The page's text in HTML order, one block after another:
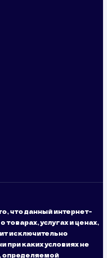
что данный интернет-
товарах, услугах и ценах,
исключительно
при каких условиях не
определяемой